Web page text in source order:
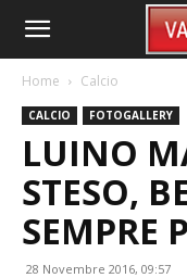
Home Calcio
CALCIO FOTOGALLERY
LUINO
STESO,
SEMPRE
28 Novembre 2016, 09:57